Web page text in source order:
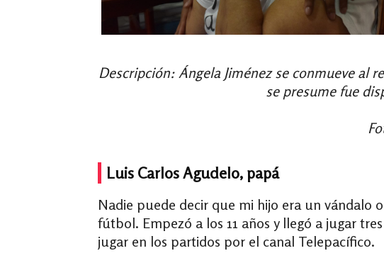
Descripción: Ángela Jiménez se conmueve al
se presume fue
Luis Carlos Agudelo, papá
Nadie puede decir que mi hijo era un vándalo
fútbol. Empezó a los 11 años y llegó a jugar
jugar en los partidos por el canal Telepacífico.